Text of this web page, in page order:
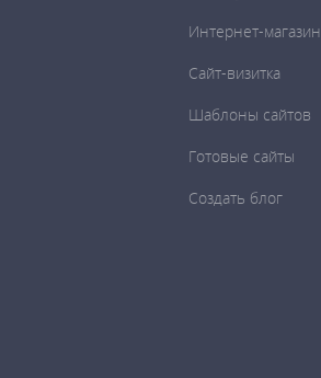
Интернет-магазин
Сайт-визитка
Шаблоны сайтов
Готовые сайты
Создать блог